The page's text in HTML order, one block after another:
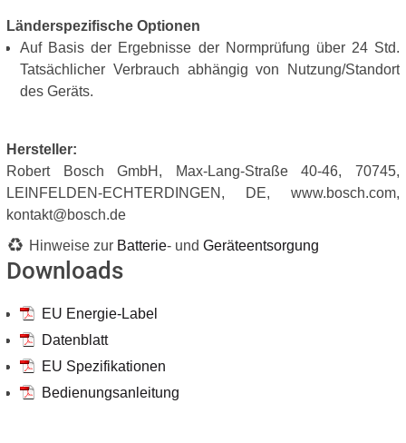
Länderspezifische Optionen
Auf Basis der Ergebnisse der Normprüfung über 24 Std.
Tatsächlicher Verbrauch abhängig von Nutzung/Standort
des Geräts.
Hersteller:
Robert Bosch GmbH, Max-Lang-Straße 40-46, 70745,
LEINFELDEN-ECHTERDINGEN, DE, www.bosch.com,
kontakt@bosch.de
Hinweise zur Batterie- und Geräteentsorgung
Downloads
EU Energie-Label
Datenblatt
EU Spezifikationen
Bedienungsanleitung